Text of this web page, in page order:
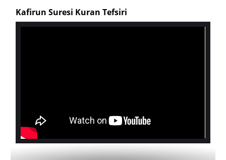
Kafirun Suresi Kuran Tefsiri